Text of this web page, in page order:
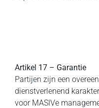
Artikel 17 – Garantie
Partijen zijn een
dienstverlenend
voor MASIVe